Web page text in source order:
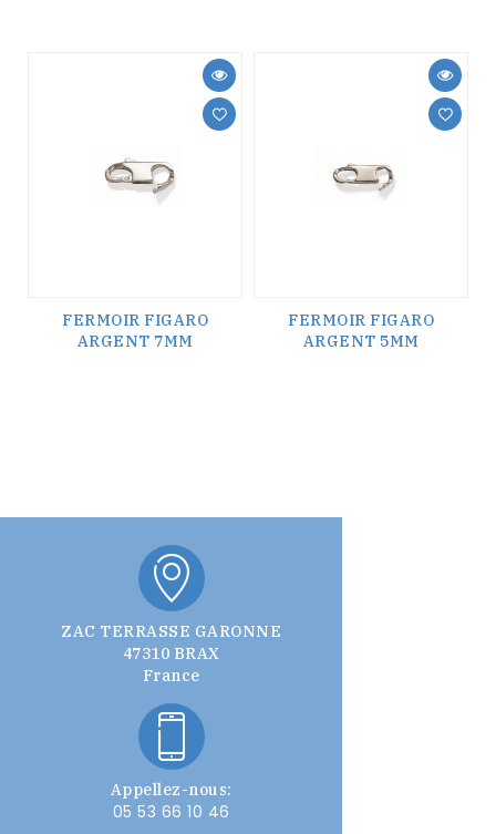
FERMOIR FIGARO
ARGENT 7MM
FERMOIR FIGARO
ARGENT 5MM
ZAC TERRASSE GARONNE
47310 BRAX
France
Appellez-nous:
05 53 66 10 46